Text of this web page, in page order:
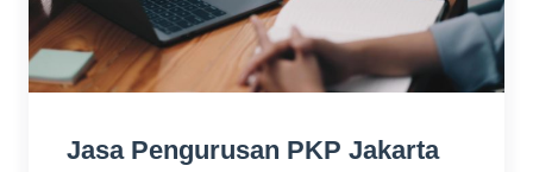
Jasa Pengurusan PKP Jakarta